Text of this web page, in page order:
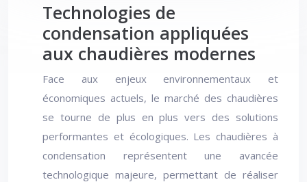
Technologies de
condensation appliquées
aux chaudières modernes
Face aux enjeux environnementaux et
économiques actuels, le marché des chaudières
se tourne de plus en plus vers des solutions
performantes et écologiques. Les chaudières à
condensation représentent une avancée
technologique majeure, permettant de réaliser